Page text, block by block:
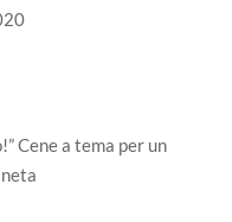
Cene a tema per un